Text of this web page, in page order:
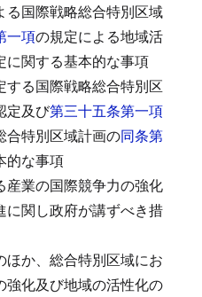
る国際戦略総合特別区域
一項の規定による地域活
に関する基本的な事項
する国際戦略総合特別区
定及び第三十五条第一項
合特別区域計画の同条第
的な事項
産業の国際競争力の強化
に関し政府が講ずべき措
ほか、総合特別区域にお
強化及び地域の活性化の